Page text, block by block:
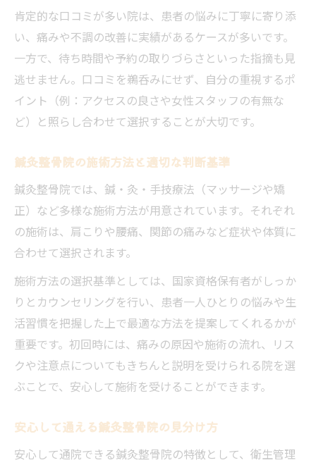
肯定的な口コミが多い院は、患者の悩みに丁寧に寄り添
い、痛みや不調の改善に実績があるケースが多いです。
一方で、待ち時間や予約の取りづらさといった指摘も見
逃せません。口コミを鵜呑みにせず、自分の重視するポ
イント（例：アクセスの良さや女性スタッフの有無な
ど）と照らし合わせて選択することが大切です。
鍼灸整骨院の施術方法と適切な判断基準
鍼灸整骨院では、鍼・灸・手技療法（マッサージや矯
正）など多様な施術方法が用意されています。それぞれ
の施術は、肩こりや腰痛、関節の痛みなど症状や体質に
合わせて選択されます。
施術方法の選択基準としては、国家資格保有者がしっか
りとカウンセリングを行い、患者一人ひとりの悩みや生
活習慣を把握した上で最適な方法を提案してくれるかが
重要です。初回時には、痛みの原因や施術の流れ、リス
クや注意点についてもきちんと説明を受けられる院を選
ぶことで、安心して施術を受けることができます。
安心して通える鍼灸整骨院の見分け方
安心して通院できる鍼灸整骨院の特徴として、衛生管理